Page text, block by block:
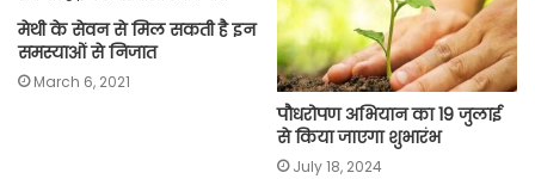
मेथी के सेवन से मिल सकती है इन
समस्याओं से निजात
March 6, 2021
पौधरोपण अभियान का 19 जुलाई
से किया जाएगा शुभारंभ
July 18, 2024